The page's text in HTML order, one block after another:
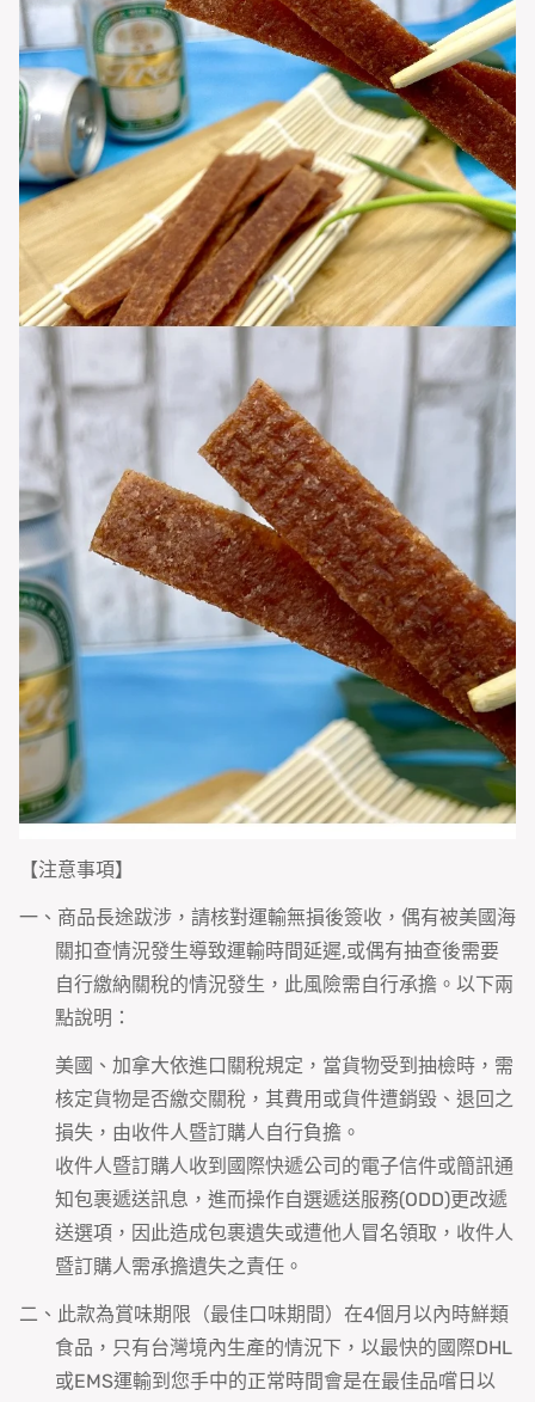
【注意事項】
一、商品長途跋涉，請核對運輸無損後簽收，偶有被美國海
關扣查情況發生導致運輸時間延遲,或偶有抽查後需要
自行繳納關稅的情況發生，此風險需自行承擔。以下兩
點說明：
美國、加拿大依進口關稅規定，當貨物受到抽檢時，需
核定貨物是否繳交關稅，其費用或貨件遭銷毀、退回之
損失，由收件人暨訂購人自行負擔。
收件人暨訂購人收到國際快遞公司的電子信件或簡訊通
知包裹遞送訊息，進而操作自選遞送服務(ODD)更改遞
送選項，因此造成包裹遺失或遭他人冒名領取，收件人
暨訂購人需承擔遺失之責任。
二、此款為賞味期限（最佳口味期間）在4個月以內時鮮類
食品，只有台灣境內生產的情況下，以最快的國際DHL
或EMS運輸到您手中的正常時間會是在最佳品嚐日以